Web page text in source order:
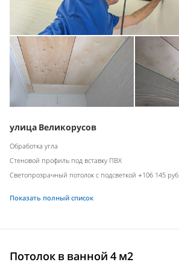
улица Великорусов
Обработка угла
Стеновой профиль под вставку ПВХ
Светопрозрачный потолок с подсветкой +106 145 руб.
Показать полный список
Потолок в ванной 4 м2